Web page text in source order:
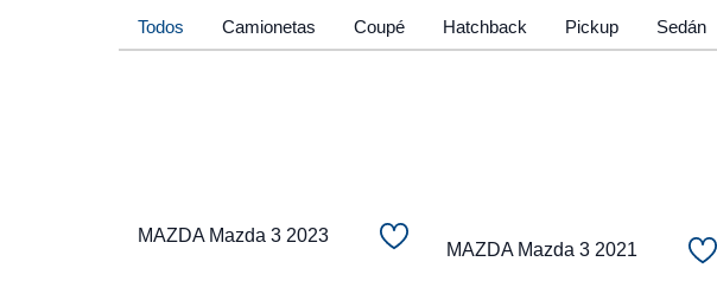
Todos Camionetas Coupé Hatchback Pickup Sedán
MAZDA Mazda 3 2023
MAZDA Mazda 3 2021